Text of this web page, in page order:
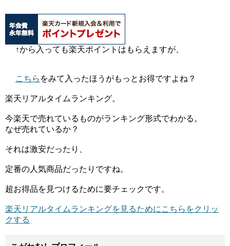
↑から入っても楽天ポイントはもらえますが、
こちら をみて入ったほうがもっとお得ですよね？
楽天リアルタイムランキング。
今楽天で売れているものがランキング形式でわかる。
なぜ売れているか？
それは激安だったり、
定番の人気商品だったりですね。
超お得品を見つけるために要チェックです。
楽天リアルタイムランキングを見るためにこちらをクリッ
クする